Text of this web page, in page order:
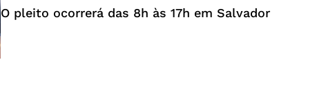
O pleito ocorrerá das 8h às 17h em Salvador